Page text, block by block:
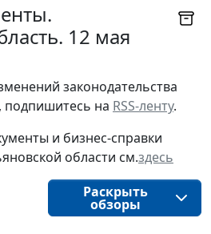
12 мая
законодательства
подпишитесь на RSS-ленту.
и бизнес-справки
области см.здесь
Раскрыть
обзоры